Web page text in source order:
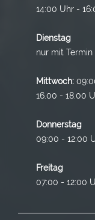
14:00 Uhr -
Dienstag
nur mit Termin
Mittwoch:
16.00 - 18.00
Donnerstag
09:00 -
Freitag
07:00